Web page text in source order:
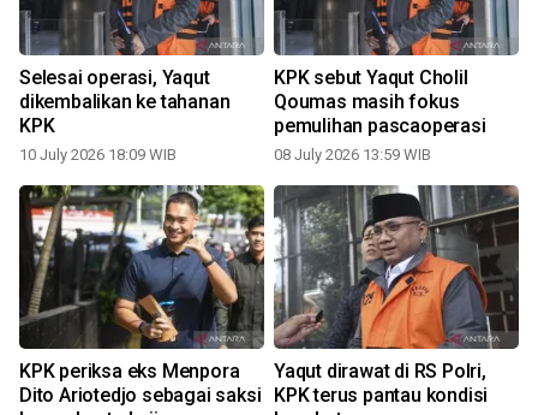
Selesai operasi, Yaqut
dikembalikan ke tahanan
KPK
10 July 2026 18:09 WIB
KPK sebut Yaqut Cholil
Qoumas masih fokus
pemulihan pascaoperasi
08 July 2026 13:59 WIB
KPK periksa eks Menpora
Dito Ariotedjo sebagai saksi
Yaqut dirawat di RS Polri,
KPK terus pantau kondisi